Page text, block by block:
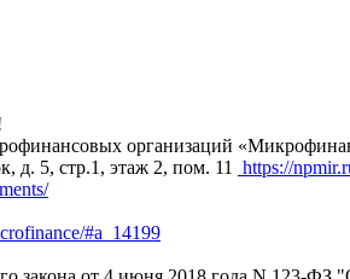
организаций
д. 5, стр.1, этаж 2, пом. 11
https://
#a_14199